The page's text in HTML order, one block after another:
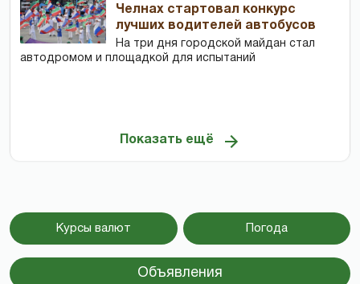
Челнах стартовал конкурс
лучших водителей автобусов
На три дня городской майдан стал
автодромом и площадкой для испытаний
Показать ещё
Курсы валют Погода
Объявления